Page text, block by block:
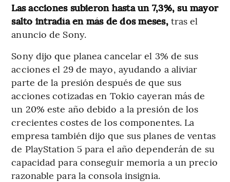
Las acciones subieron hasta un 7,3%, su mayor
salto intradía en más de dos meses,tras el
anuncio de Sony.
Sony dijo que planea cancelar el 3% de sus
acciones el 29 de mayo, ayudando a aliviar
parte de la presión después de que sus
acciones cotizadas en Tokio cayeran más de
un 20% este año debido a la presión de los
crecientes costes de los componentes. La
empresa también dijo que sus planes de ventas
de PlayStation 5 para el año dependerán de su
capacidad para conseguir memoria a un precio
razonable para la consola insignia.